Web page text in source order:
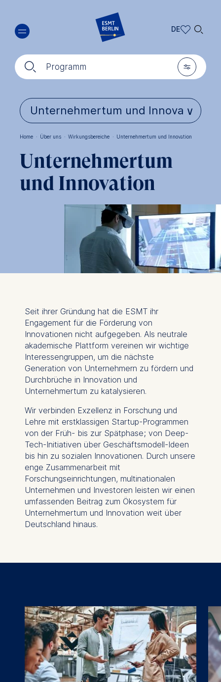
zum
Inhalt
🔍︎ Programm 🎚︎
DE
EN
🔍︎
Pfadnavigation
Home · Über uns · Wirkungsbereiche · Unternehmertum und Innovation
Unternehmertum
und Innovation
Seit ihrer Gründung hat die ESMT ihr
Engagement für die Förderung von
Innovationen nicht aufgegeben. Als neutrale
akademische Plattform vereinen wir wichtige
Interessengruppen, um die nächste
Generation von Unternehmern zu fördern und
Durchbrüche in Innovation und
Unternehmertum zu katalysieren.
Wir verbinden Exzellenz in Forschung und
Lehre mit erstklassigen Startup-Programmen
von der Früh- bis zur Spätphase; von Deep-
Tech-Initiativen über Geschäftsmodell-Ideen
bis hin zu sozialen Innovationen. Durch unsere
enge Zusammenarbeit mit
Forschungseinrichtungen, multinationalen
Unternehmen und Investoren leisten wir einen
umfassenden Beitrag zum Ökosystem für
Unternehmertum und Innovation weit über
Deutschland hinaus.